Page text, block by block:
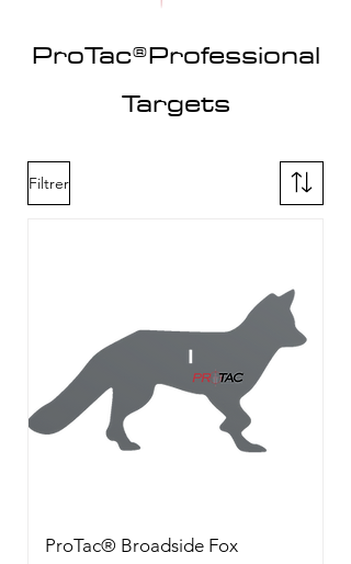
ProTac®Professional
Targets
Filtrer
ProTac® Broadside Fox